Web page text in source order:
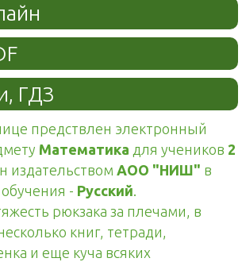
ГДЗ
предствлен электронный
Математика для учеников 2
издательством АОО "НИШ" в
- Русский.
рюкзака за плечами, в
книг, тетради,
и еще куча всяких